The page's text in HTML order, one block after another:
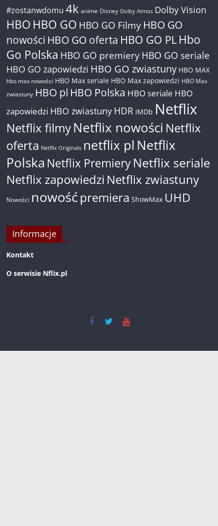
#zostanwdomu 4k anime Disney Dolby Atmos Dolby Vision
HBO HBO GO HBO GO Filmy HBO GO
nowości HBO GO oferta HBO GO PL Hbo
Go Polska HBO GO premiery HBO GO seriale
HBO GO zapowiedzi HBO GO zwiastuny HBO MAX
hbo max nowości HBO Max seriale HBO Max zapowiedzi HBO Max
zwiastuny HBO pl HBO Polska HBO seriale HBO
zapowiedzi HBO zwiastuny HDR IMDb Netflix
Netflix filmyNetflix nowości Netflix
oferta Netflix Originals netflix pl Netflix
Polska Netflix PremieryNetflix seriale
Netflix zapowiedzi Netflix zwiastuny
Nowości nowość premiera ShowMax UHD
Informacje
Kontakt
O serwisie Nflix.pl